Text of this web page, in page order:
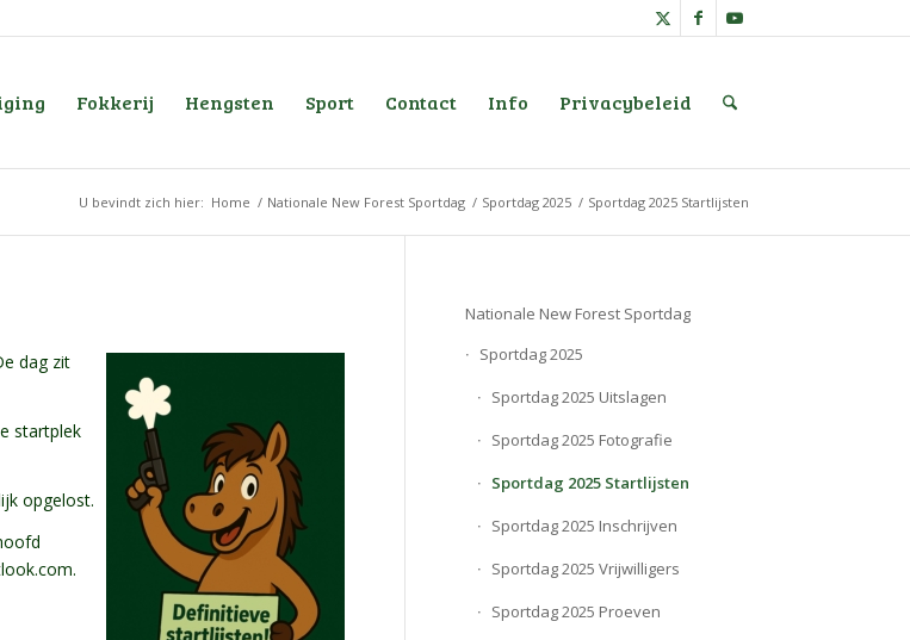
Fokkerij Hengsten Sport Contact Info Privacybeleid
U bevindt zich hier: Home / Nationale New Forest Sportdag / Sportdag 2025 / Sportdag 2025 Startlijsten
dag zit
startplek
opgelost.
.
Nationale New Forest Sportdag
Sportdag 2025
Sportdag 2025 Uitslagen
Sportdag 2025 Fotografie
Sportdag 2025 Startlijsten
Sportdag 2025 Inschrijven
Sportdag 2025 Vrijwilligers
Sportdag 2025 Proeven